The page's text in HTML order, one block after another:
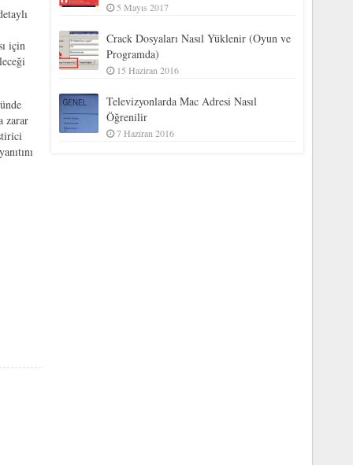
için
zarar
5 Mayıs 2017
Crack Dosyaları Nasıl Yüklenir (Oyun ve
Programda)
15 Haziran 2016
Televizyonlarda Mac Adresi Nasıl
Öğrenilir
7 Haziran 2016